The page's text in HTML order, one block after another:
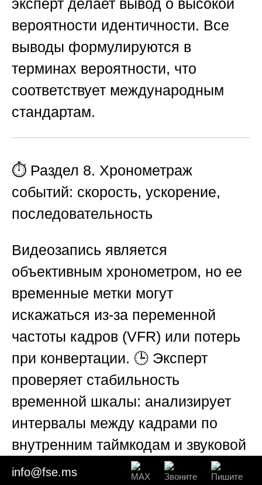
эксперт делает вывод о высокой
вероятности идентичности. Все
выводы формулируются в
терминах вероятности, что
соответствует международным
стандартам.
⏱️ Раздел 8. Хронометраж
событий: скорость, ускорение,
последовательность
Видеозапись является
объективным хронометром, но ее
временные метки могут
искажаться из-за переменной
частоты кадров (VFR) или потерь
при конвертации. 🕒 Эксперт
проверяет стабильность
временной шкалы: анализирует
интервалы между кадрами по
внутренним таймкодам и звуковой
дорожке (если она содержит
info@fse.ms